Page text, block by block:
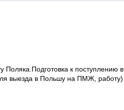
Поляка.Подготовка к поступлению в
выезда в Польшу на ПМЖ, работу)